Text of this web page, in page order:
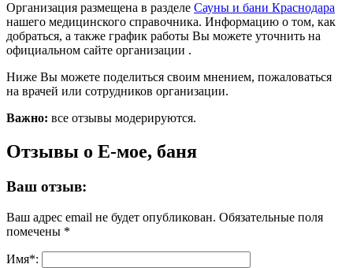
Организация размещена в разделе Сауны и бани Краснодара
нашего медицинского справочника. Информацию о том, как
добраться, а также график работы Вы можете уточнить на
официальном сайте организации .
Ниже Вы можете поделиться своим мнением, пожаловаться
на врачей или сотрудников организации.
Важно: все отзывы модерируются.
Отзывы о Е-мое, баня
Ваш отзыв:
Ваш адрес email не будет опубликован. Обязательные поля
помечены *
Имя*: